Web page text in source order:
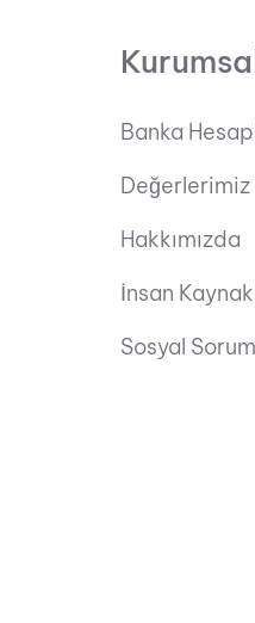
Banka
Değerlerimiz
Hakkımızda
İnsan
Sosyal